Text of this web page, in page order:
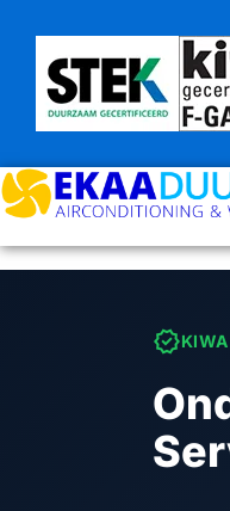
content
verifiedKIWA